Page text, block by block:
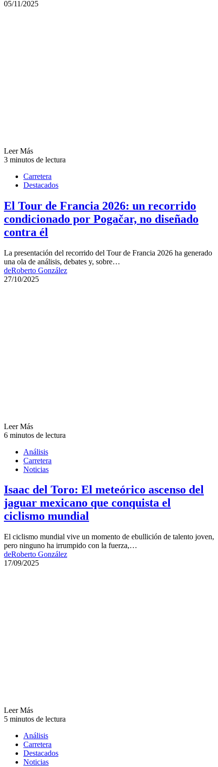
05/11/2025
Leer Más
3 minutos de lectura
Carretera
Destacados
El Tour de Francia 2026: un recorrido
condicionado por Pogačar, no diseñado
contra él
La presentación del recorrido del Tour de Francia 2026 ha generado
una ola de análisis, debates y, sobre…
deRoberto González
27/10/2025
Leer Más
6 minutos de lectura
Análisis
Carretera
Noticias
Isaac del Toro: El meteórico ascenso del
jaguar mexicano que conquista el
ciclismo mundial
El ciclismo mundial vive un momento de ebullición de talento joven,
pero ninguno ha irrumpido con la fuerza,…
deRoberto González
17/09/2025
Leer Más
5 minutos de lectura
Análisis
Carretera
Destacados
Noticias